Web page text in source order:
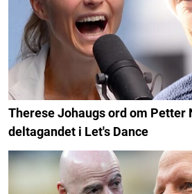
Therese Johaugs ord om Petter
deltagandet i Let's Dance